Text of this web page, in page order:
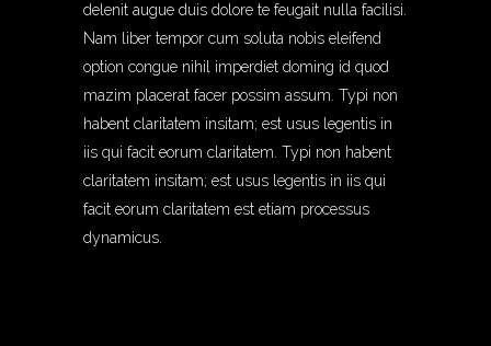
delenit augue duis dolore te feugait nulla facilisi.
Nam liber tempor cum soluta nobis eleifend
option congue nihil imperdiet doming id quod
mazim placerat facer possim assum. Typi non
habent claritatem insitam; est usus legentis in
iis qui facit eorum claritatem. Typi non habent
claritatem insitam; est usus legentis in iis qui
facit eorum claritatem est etiam processus
dynamicus.